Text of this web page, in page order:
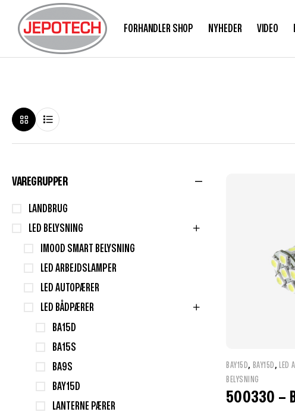
FORHANDLER SHOP NYHEDER VIDEO
BAY15D, BAY15D ,LED
BELYSNING
500330 –
VAREGRUPPER
LANDBRUG
LED BELYSNING
IMOOD SMART BELYSNING
LED ARBEJDSLAMPER
LED AUTOPÆRER
LED BÅDPÆRER
BA15D
BA15S
BA9S
BAY15D
LANTERNE PÆRER